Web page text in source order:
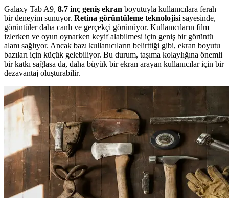
Galaxy Tab A9, 8.7 inç geniş ekran boyutuyla kullanıcılara ferah
bir deneyim sunuyor. Retina görüntüleme teknolojisisayesinde,
görüntüler daha canlı ve gerçekçi görünüyor. Kullanıcıların film
izlerken ve oyun oynarken keyif alabilmesi için geniş bir görüntü
alanı sağlıyor. Ancak bazı kullanıcıların belirttiği gibi, ekran boyutu
bazıları için küçük gelebiliyor. Bu durum, taşıma kolaylığına önemli
bir katkı sağlasa da, daha büyük bir ekran arayan kullanıcılar için bir
dezavantaj oluşturabilir.